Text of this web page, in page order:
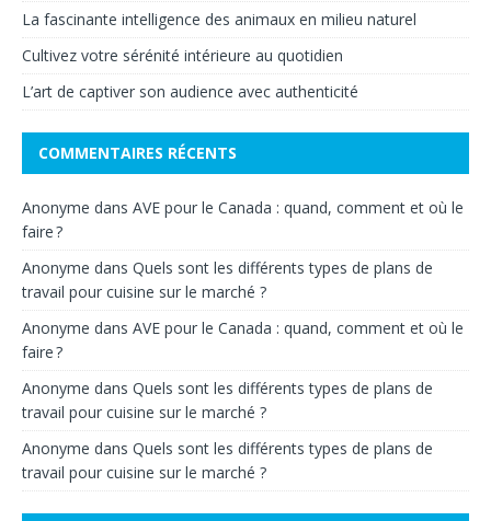
La fascinante intelligence des animaux en milieu naturel
Cultivez votre sérénité intérieure au quotidien
L’art de captiver son audience avec authenticité
COMMENTAIRES RÉCENTS
Anonyme dans AVE pour le Canada : quand, comment et où le
faire ?
Anonyme dans Quels sont les différents types de plans de
travail pour cuisine sur le marché ?
Anonyme dans AVE pour le Canada : quand, comment et où le
faire ?
Anonyme dans Quels sont les différents types de plans de
travail pour cuisine sur le marché ?
Anonyme dans Quels sont les différents types de plans de
travail pour cuisine sur le marché ?